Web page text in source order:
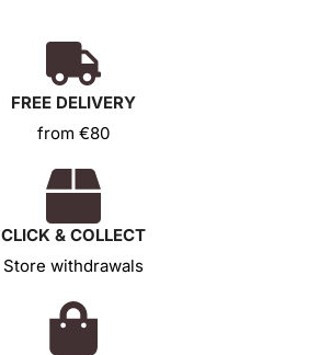
FREE DELIVERY
from €80
CLICK & COLLECT
Store withdrawals